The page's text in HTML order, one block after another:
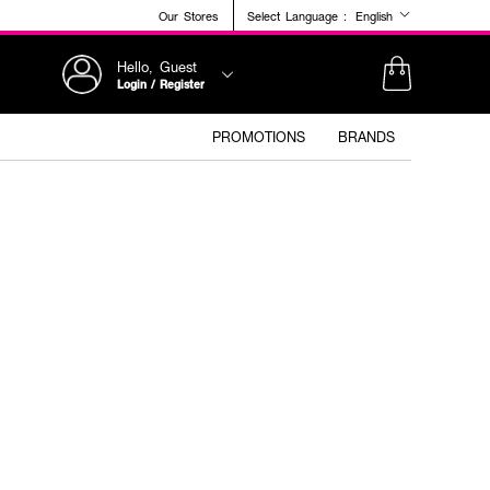
Our Stores Select Language : English
Hello, Guest
Login / Register
PROMOTIONS BRANDS